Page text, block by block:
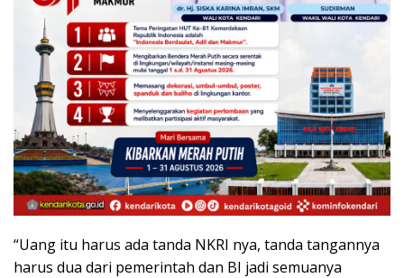
“Uang itu harus ada tanda NKRI nya, tanda tangannya
harus dua dari pemerintah dan BI jadi semuanya